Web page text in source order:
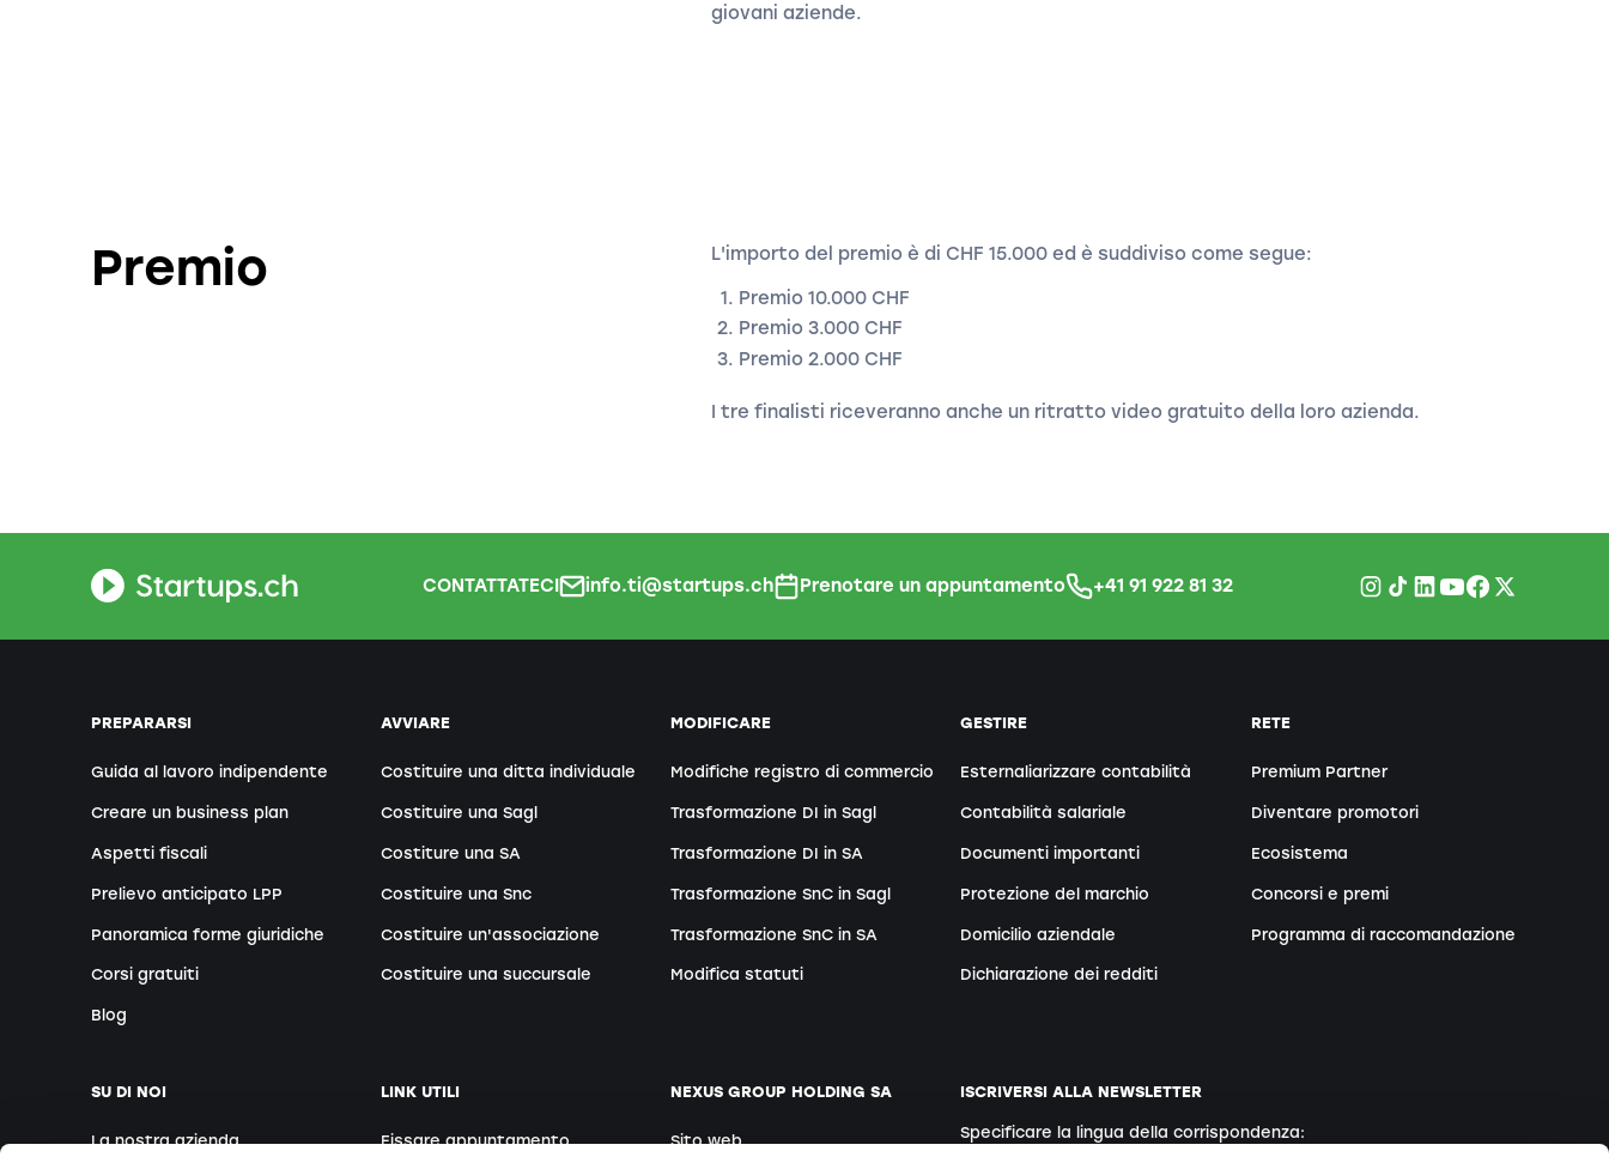
giovani aziende.
Premio L'importo del premio è di CHF 15.000 ed è suddiviso come segue:
Premio 10.000 CHF
Premio 3.000 CHF
Premio 2.000 CHF
I tre finalisti riceveranno anche un ritratto video gratuito della loro azienda.
CONTATTATECI info.ti@startups.ch Prenotare un appuntamento +41 91 922 81 32
PREPARARSI
Guida al lavoro indipendente
Creare un business plan
Aspetti fiscali
Prelievo anticipato LPP
Panoramica forme giuridiche
Corsi gratuiti
Blog
AVVIARE
Costituire una ditta individuale
Costituire una Sagl
Costiture una SA
Costituire una Snc
Costituire un'associazione
Costituire una succursale
MODIFICARE
Modifiche registro di commercio
Trasformazione DI in Sagl
Trasformazione DI in SA
Trasformazione SnC in Sagl
Trasformazione SnC in SA
Modifica statuti
GESTIRE
Esternaliarizzare contabilità
Contabilità salariale
Documenti importanti
Protezione del marchio
Domicilio aziendale
Dichiarazione dei redditi
RETE
Premium Partner
Diventare promotori
Ecosistema
Concorsi e premi
Programma di raccomandazione
SU DI NOI
La nostra azienda
LINK UTILI
Fissare appuntamento
NEXUS GROUP HOLDING SA
Sito web
ISCRIVERSI ALLA NEWSLETTER
Specificare la lingua della corrispondenza: